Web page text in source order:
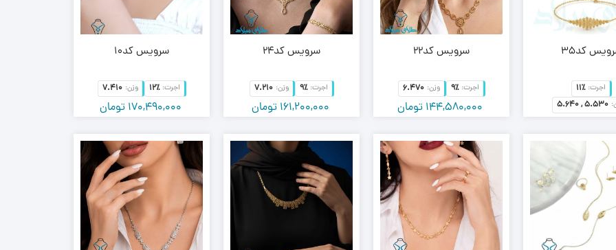
کد35
اجرت: 11٪
5.640 , 5.530
سرویس کد22
اجرت: 9٪ وزن: 6.470
144,580,000 تومان
سرویس کد24
اجرت: 9٪ وزن: 7.210
161,200,000 تومان
سرویس کد10
اجرت: 12٪ وزن: 7.410
170,490,000 تومان